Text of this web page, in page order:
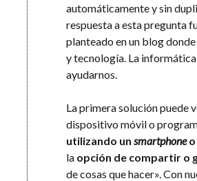
automáticamente y sin
respuesta a esta pregunta
planteado en un blog
y tecnología. La
ayudarnos.
La primera solución puede
dispositivo móvil o
utilizando un smartphoneo
la opción de compartir o
de cosas que hacer». Con